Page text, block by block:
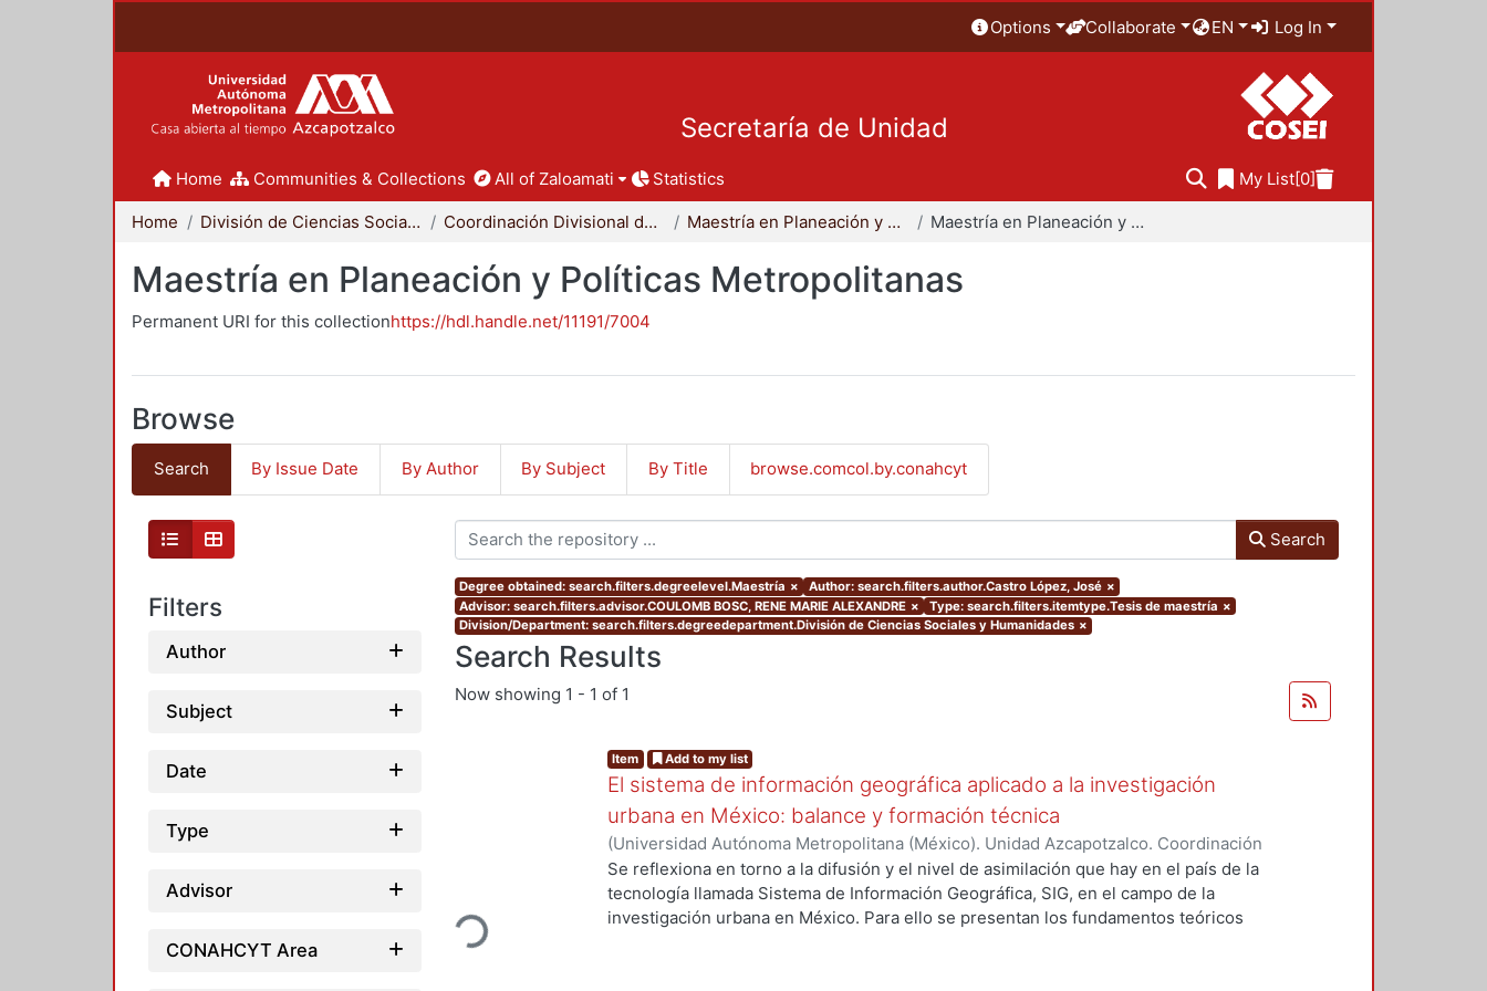
Options Collaborate EN Log In
Secretaría de Unidad
Home Communities & Collections All of Zaloamati Statistics My List[0]
Home División de Ciencias Sociales y Humanidades Coordinación Divisional de Posgrado Maestría en Planeación y Políticas Metropolitanas Maestría en Planeación y Políticas Metropolitanas
Maestría en Planeación y Políticas Metropolitanas
Permanent URI for this collectionhttps://hdl.handle.net/11191/7004
Browse
Search By Issue Date By Author By Subject By Title browse.comcol.by.conahcyt
Filters
Author
Subject
Date
Type
Advisor
CONAHCYT Area
Search
Degree obtained: search.filters.degreelevel.Maestría × Author: search.filters.author.Castro López, José ×
Advisor: search.filters.advisor.COULOMB BOSC, RENE MARIE ALEXANDRE × Type: search.filters.itemtype.Tesis de maestría ×
Division/Department: search.filters.degreedepartment.División de Ciencias Sociales y Humanidades ×
Search Results
Now showing 1 - 1 of 1
Loading...
Item Add to my list
El sistema de información geográfica aplicado a la investigación
urbana en México: balance y formación técnica
(Universidad Autónoma Metropolitana (México). Unidad Azcapotzalco. Coordinación
de Servicios de Información.,2011) Castro López, José
Se reflexiona en torno a la difusión y el nivel de asimilación que hay en el país de la
tecnología llamada Sistema de Información Geográfica, SIG, en el campo de la
investigación urbana en México. Para ello se presentan los fundamentos teóricos